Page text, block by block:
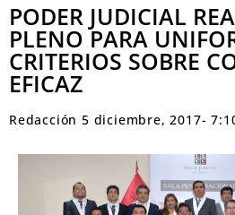
PODER JUDICIAL
PLENO PARA
CRITERIOS SOBRE
EFICAZ
Redacción 5 diciembre, 2017-